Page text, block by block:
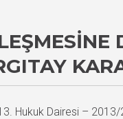
Hukuk Dairesi –